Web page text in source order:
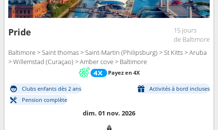
Pride
15 jours
de Baltimore
Baltimore > Saint thomas > Saint-Martin (Philipsburg) > St Kitts > Aruba
> Willemstad (Curaçao) > Amber cove > Baltimore
Payez en 4X
Clubs enfants dès 2 ans
Activités à bord incluses
Pension complète
dim. 01 nov. 2026